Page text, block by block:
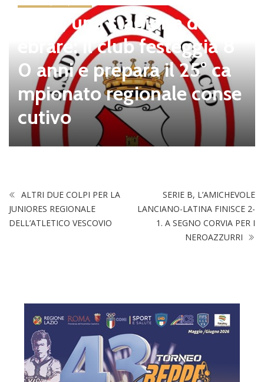
Tolfa, una stagione da cel
ebrare: il club festeggia 8
0 anni e prepara il 25° ca
mpionato regionale conse
cutivo
ALTRI DUE COLPI PER LA
JUNIORES REGIONALE
DELL’ATLETICO VESCOVIO
SERIE B, L’AMICHEVOLE
LANCIANO-LATINA FINISCE 2-
1. A SEGNO CORVIA PER I
NEROAZZURRI